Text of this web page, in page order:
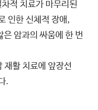
적 치료가 마무리된
인한 신체적 장애,
암과의 싸움에 한 번
재활 치료에 앞장선
.